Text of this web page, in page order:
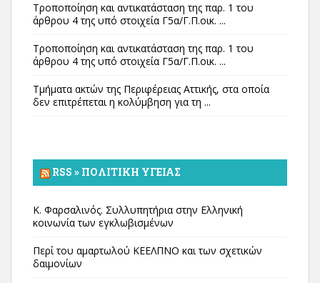
Τροποποίηση και αντικατάσταση της παρ. 1 του
άρθρου 4 της υπό στοιχεία Γ5α/Γ.Π.οικ. ...
Τροποποίηση και αντικατάσταση της παρ. 1 του
άρθρου 4 της υπό στοιχεία Γ5α/Γ.Π.οικ. ...
Τμήματα ακτών της Περιφέρειας Αττικής, στα οποία
δεν επιτρέπεται η κολύμβηση για τη ...
RSS » ΠΟΛΙΤΙΚΉ ΥΓΕΊΑΣ
Κ. Φαρσαλινός. Συλλυπητήρια στην Ελληνική
κοινωνία των εγκλωβισμένων
Περί του αμαρτωλού ΚΕΕΛΠΝΟ και των σχετικών
δαιμονίων